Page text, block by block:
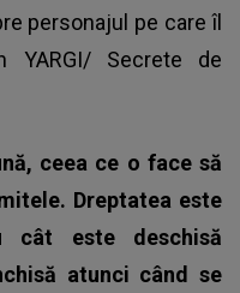
personajul pe care îl
YARGI/ Secrete de
ceea ce o face să
Dreptatea este
cât este deschisă
atunci când se